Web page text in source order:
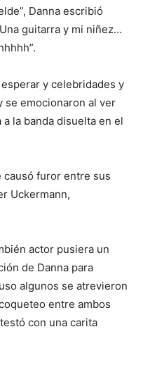
Danna escribió
guitarra y mi niñez…
y celebridades y
se emocionaron al ver
la banda disuelta en el
causó furor entre sus
Uckermann,
actor pusiera un
de Danna para
algunos se atrevieron
entre ambos
con una carita